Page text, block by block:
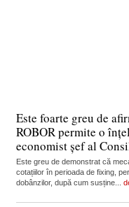
Este foarte greu de
ROBOR permite o
economist șef al
Este greu de demonstrat că
cotațiilor în perioada de fixing,
dobânzilor, după cum susține...